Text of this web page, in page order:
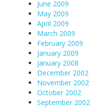
June 2009
May 2009
April 2009
March 2009
February 2009
January 2009
January 2008
December 2002
November 2002
October 2002
September 2002